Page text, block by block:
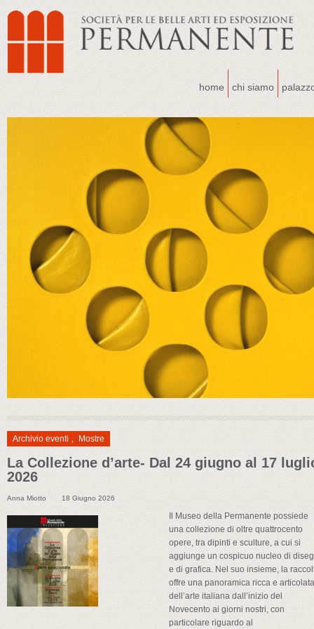
home chi siamo
Archivio eventi , Mostre
La Collezione d’arte- Dal 24 giugno al 17
2026
Anna Miotto 18 Giugno 2026
Il Museo della Permanente possiede
una collezione di oltre quattrocento
opere, tra dipinti e sculture, a cui si
aggiunge un cospicuo nucleo di
e di grafica. Nel suo insieme, la
offre una panoramica ricca e
dell’arte italiana dall’inizio del
Novecento ai giorni nostri, con
particolare riguardo al